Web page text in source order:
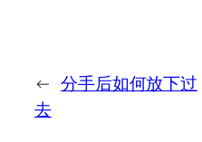
← 分手后如何放下过
去